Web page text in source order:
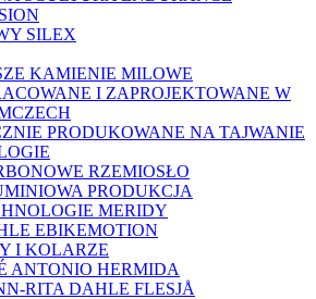
SILEX
KAMIENIE MILOWE
I ZAPROJEKTOWANE W
PRODUKOWANE NA TAJWANIE
RZEMIOSŁO
PRODUKCJA
MERIDY
EBIKEMOTION
I KOLARZE
ANTONIO HERMIDA
RITA DAHLE FLESJÅ